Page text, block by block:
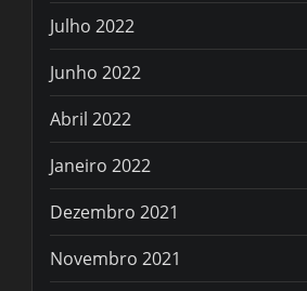
Julho 2022
Junho 2022
Abril 2022
Janeiro 2022
Dezembro 2021
Novembro 2021